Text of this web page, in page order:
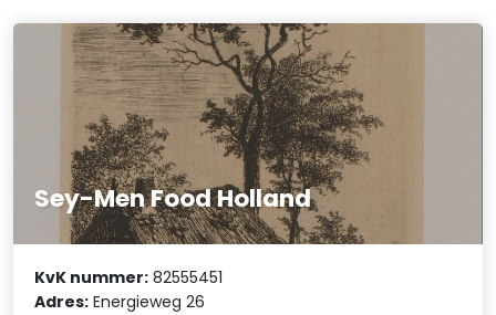
Sey-Men Food Holland
KvK nummer: 82555451
Adres: Energieweg 26